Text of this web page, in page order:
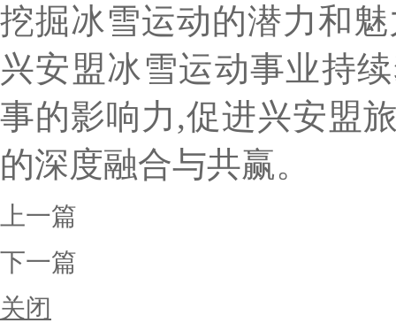
挖掘冰雪运动的潜力和
兴安盟冰雪运动事业持
事的影响力,促进兴安盟
的深度融合与共赢。
上一篇
下一篇
关闭